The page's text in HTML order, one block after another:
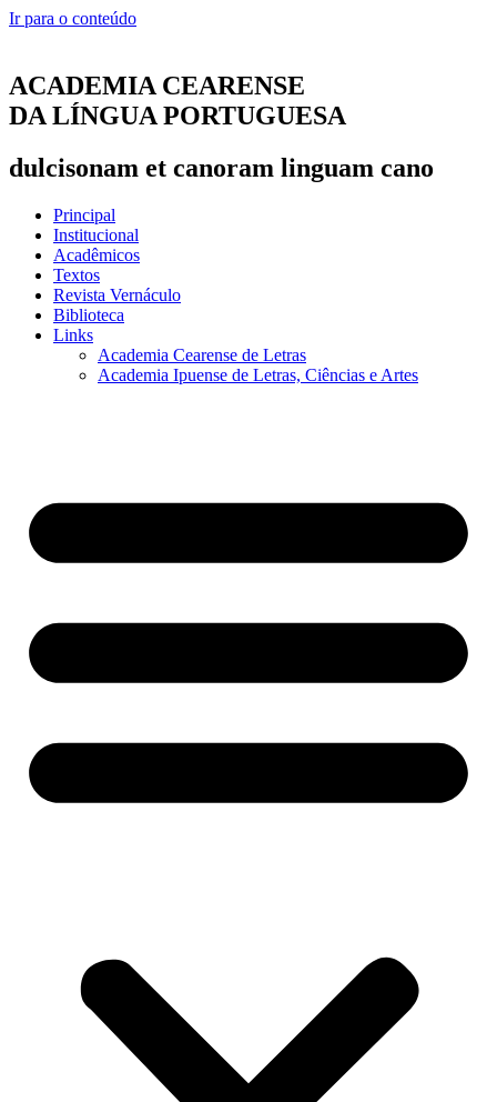
Ir para o conteúdo
ACADEMIA CEARENSE
DA LÍNGUA PORTUGUESA
dulcisonam et canoram linguam cano
Principal
Institucional
Acadêmicos
Textos
Revista Vernáculo
Biblioteca
Links
Academia Cearense de Letras
Academia Ipuense de Letras, Ciências e Artes